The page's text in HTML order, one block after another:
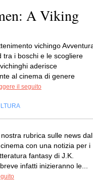
A Viking
vichingo
tra i boschi e le scogliere
aderisce
al cinema di genere
il seguito
rubrica sulle news dal
con una notizia per i
fantasy di J.K.
infatti inizieranno le...